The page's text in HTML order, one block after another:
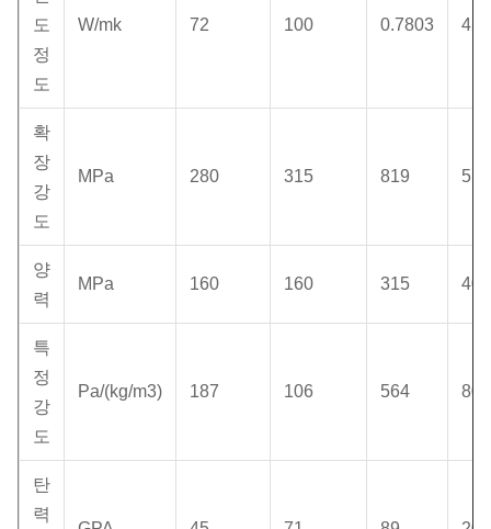
도
정
도
W/mk 72 100 0.7803 42
확
장
강
도
MPa 280 315 819 517
양
력
MPa 160 160 315 400
특
정
강
도
Pa/(kg/m3) 187 106 564 80
탄
력